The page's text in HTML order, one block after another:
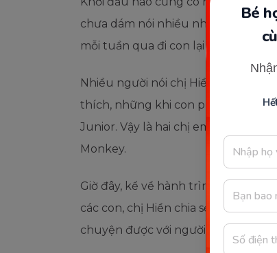
Bé
chưa dám nói nhiều nhưng nhờ
mỗi tuần qua đi con lại trở nên tự
Nhiều người nói chị Hiền ép con
thích, những khi con phạm lỗi chị
Junior. Vậy là hai chị em dù có
Monkey.
Giờ đây, kể về hành trình, niềm
các con, chị Hiền chia sẻ: “Mẹ
chuyện được với người nước ngoài